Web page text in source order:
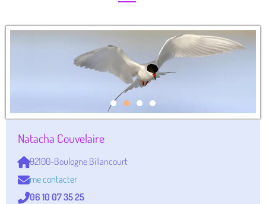
Natacha Couvelaire
92100-Boulogne Billancourt
me contacter
06 10 07 35 25